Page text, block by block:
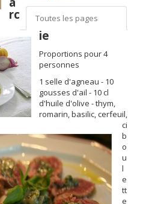
Toutes les pages
rc
ie
Proportions pour 4
personnes
1 selle d'agneau - 10
gousses d'ail - 10 cl
d'huile d'olive - thym,
romarin, basilic, cerfeuil,
ci
b
o
u
l
e
tt
e